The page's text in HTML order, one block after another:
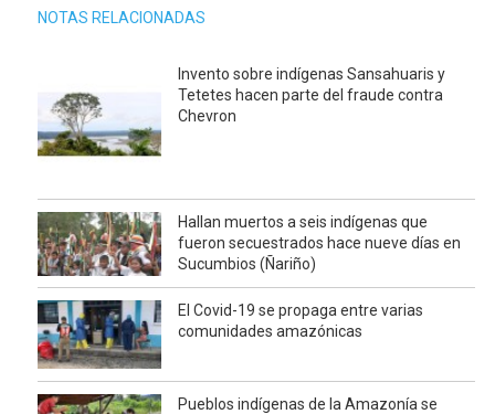
NOTAS RELACIONADAS
Invento sobre indígenas Sansahuaris y
Tetetes hacen parte del fraude contra
Chevron
Hallan muertos a seis indígenas que
fueron secuestrados hace nueve días en
Sucumbios (Ñariño)
El Covid-19 se propaga entre varias
comunidades amazónicas
Pueblos indígenas de la Amazonía se